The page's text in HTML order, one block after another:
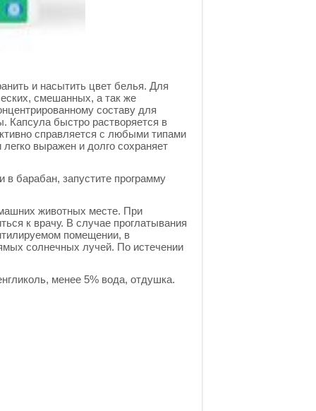
и насытить цвет белья. Для
смешанных, а так же
составу для
Капсула быстро растворяется в
справляется с любыми типами
выражен и долго сохраняет
барабан, запустите программу
животных месте. При
к врачу. В случае проглатывания
помещении, в
солнечных лучей. По истечении
менее 5% вода, отдушка.